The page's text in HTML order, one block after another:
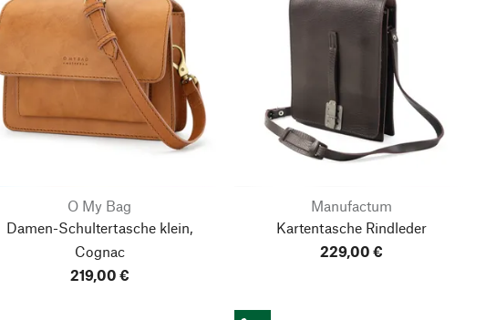
O My Bag
Damen-Schultertasche klein,
Cognac
219,00 €
Manufactum
Kartentasche Rindleder
229,00 €